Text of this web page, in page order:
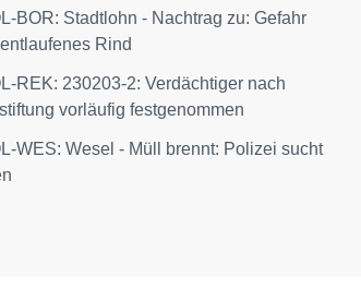
BOR: Stadtlohn - Nachtrag zu: Gefahr
Rind
REK: 230203-2: Verdächtiger nach
vorläufig festgenommen
WES: Wesel - Müll brennt: Polizei sucht